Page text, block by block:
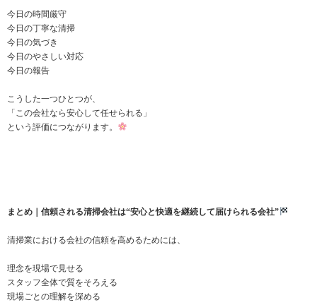
今日の時間厳守
今日の丁寧な清掃
今日の気づき
今日のやさしい対応
今日の報告
こうした一つひとつが、
「この会社なら安心して任せられる」
という評価につながります。
まとめ｜信頼される清掃会社は“安心と快適を継続して届けられる会社”
清掃業における会社の信頼を高めるためには、
理念を現場で見せる
スタッフ全体で質をそろえる
現場ごとの理解を深める